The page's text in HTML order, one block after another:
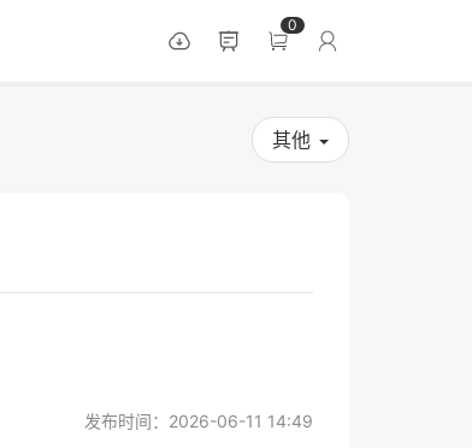
0
其他
发布时间：2026-06-11 14:49